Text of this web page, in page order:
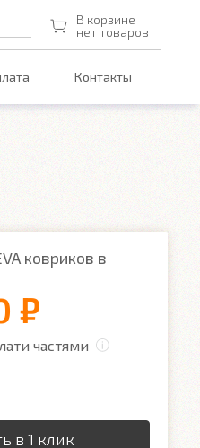
В корзине
нет товаров
Контакты
ковриков в
₽
частями
в 1 клик